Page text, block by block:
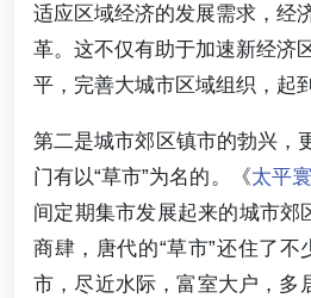
适应区域经济的发展需求，经
革。这不仅有助于加速新经济
平，完善大城市区域组织，起
第二是城市郊区镇市的勃兴，
门有以“草市”为名的。《太平
间定期集市发展起来的城市郊
商肆，唐代的“草市”还住了
市，尽近水际，富室大户，多